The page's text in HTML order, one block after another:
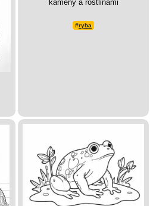
kameny a rostlinami
#ryba